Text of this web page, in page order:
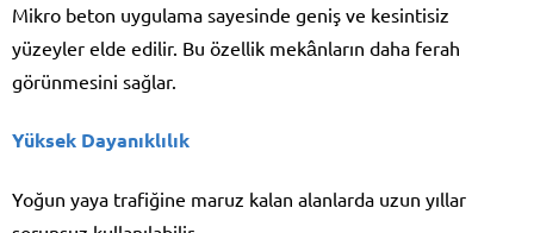
Mikro beton uygulama sayesinde geniş ve kesintisiz
yüzeyler elde edilir. Bu özellik mekânların daha ferah
görünmesini sağlar.
Yüksek Dayanıklılık
Yoğun yaya trafiğine maruz kalan alanlarda uzun yıllar